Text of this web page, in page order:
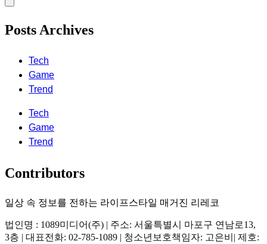
Posts Archives
Tech
Game
Trend
Tech
Game
Trend
Contributors
일상 속 정보를 전하는 라이프스타일 매거진 리레코
법인명 : 1089미디어(주) | 주소: 서울특별시 마포구 연남로13,
3층 | 대표전화: 02-785-1089 | 청소년보호책임자: 고은비| 제호: